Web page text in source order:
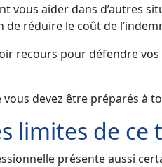
vous aider dans d’autres
de réduire le coût de
recours pour défendre
devez être préparés à
limites de ce
présente aussi